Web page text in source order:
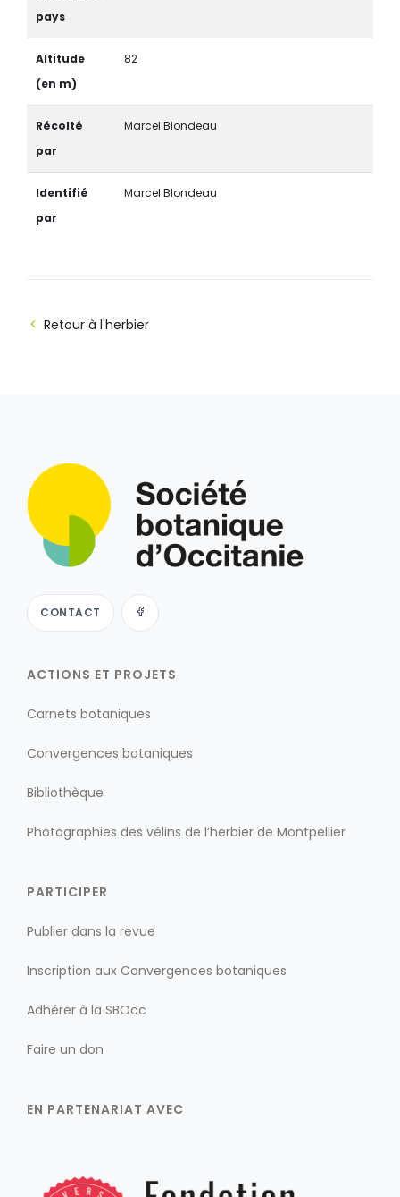
pays
Altitude
(en m)
82
Récolté
par
Marcel Blondeau
Identifié
par
Marcel Blondeau
Retour à l'herbier
CONTACT
ACTIONS ET PROJETS
Carnets botaniques
Convergences botaniques
Bibliothèque
Photographies des vélins de l’herbier de Montpellier
PARTICIPER
Publier dans la revue
Inscription aux Convergences botaniques
Adhérer à la SBOcc
Faire un don
EN PARTENARIAT AVEC